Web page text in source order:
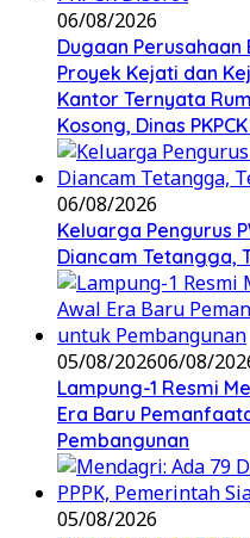
06/08/2026
Dugaan
Proyek Kejati dan
Kantor Ternyata
Kosong, Dinas
06/08/2026
Keluarga Pengurus
Diancam Tetangga,
05/08/202606/08/
Lampung-1 Resmi
Era Baru
Pembangunan
05/08/2026